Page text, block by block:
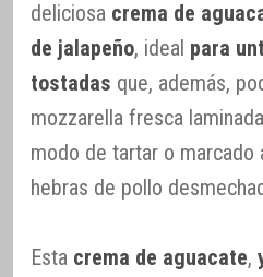
deliciosa crema de
de jalapeño, ideal para
tostadas que, además,
mozzarella fresca
modo de tartar o marcado
hebras de pollo
Esta crema de aguacate,